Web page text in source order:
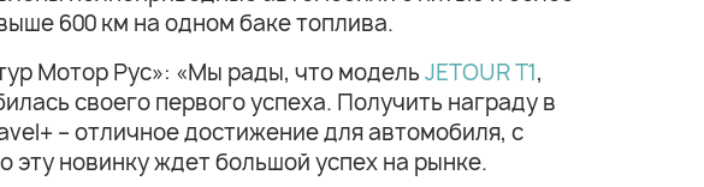
600 км на одном баке топлива.
Мотор Рус»: «Мы рады, что модель JETOUR T1,
своего первого успеха. Получить награду в
– отличное достижение для автомобиля, с
новинку ждет большой успех на рынке.